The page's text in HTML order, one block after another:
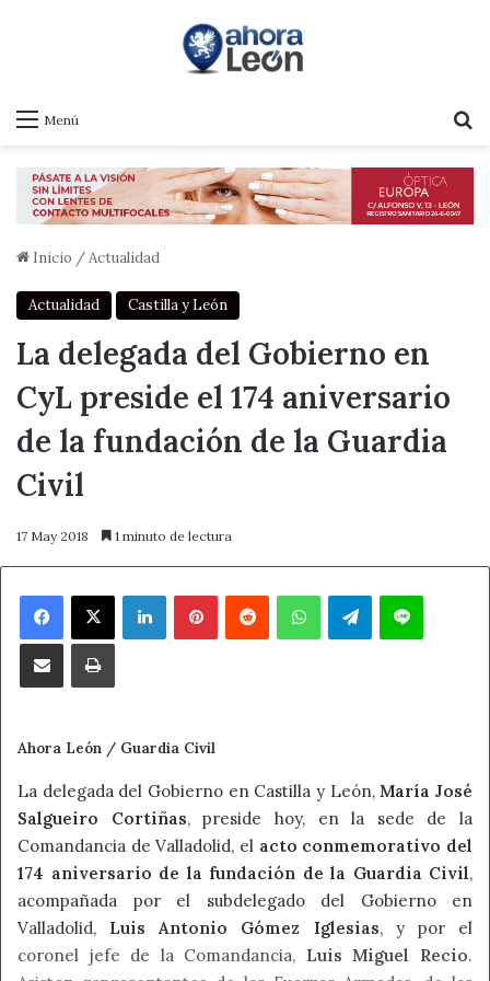
Menú
Inicio /Actualidad
Actualidad Castilla y León
La delegada del Gobierno en
CyL preside el 174 aniversario
de la fundación de la Guardia
Civil
17 May 2018 1 minuto de lectura
Facebook
X LinkedInPinterestReddit WhatsAppTelegramLine
Compartir por correo electrónicoImprimir
Ahora León / Guardia Civil
La delegada del Gobierno en Castilla y León,María José
Salgueiro Cortiñas, preside hoy, en la sede de la
Comandancia de Valladolid, el acto conmemorativo del
174 aniversario de la fundación de la Guardia Civil,
acompañada por el subdelegado del Gobierno en
Valladolid, Luis Antonio Gómez Iglesias, y por el
coronel jefe de la Comandancia, Luis Miguel Recio.